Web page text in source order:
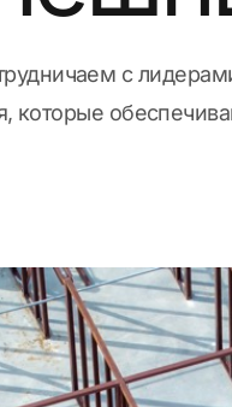
с
которые